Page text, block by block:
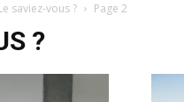
saviez-vous ? Page 2
?